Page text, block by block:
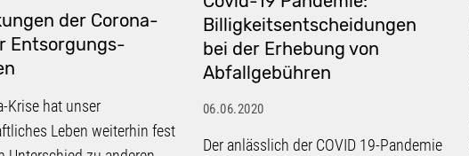
der Corona-
Entsorgungs-
Krise hat unser
Leben weiterhin fest
Billigkeitsentscheidungen
bei der Erhebung von
Abfallgebühren
06.06.2020
Der anlässlich der COVID 19-Pandemie